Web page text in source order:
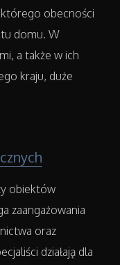
obecności
domu. W
a także w ich
kraju, duże
obiektów
zaangażowania
oraz
działają dla